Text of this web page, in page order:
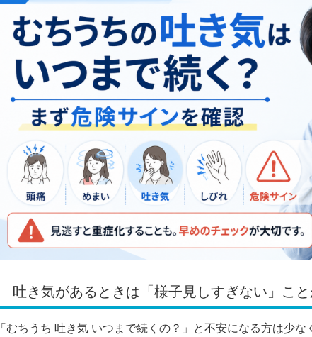
吐き気があるときは「様子見しすぎない」こ
「むちうち 吐き気 いつまで続くの？」と不安になる方は少な